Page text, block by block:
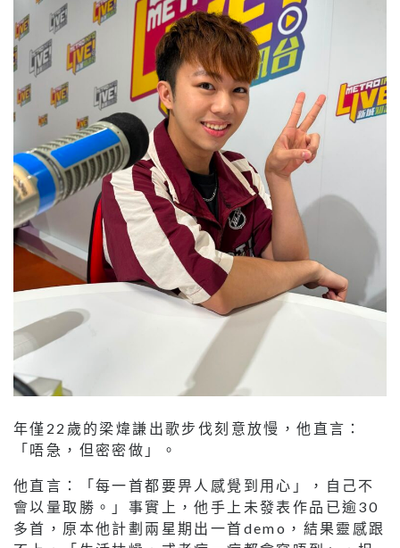
年僅22歲的梁煒謙出歌步伐刻意放慢，他直言：
「唔急，但密密做」。
他直言：「每一首都要畀人感覺到用心」，自己不
會以量取勝。」事實上，他手上未發表作品已逾30
多首，原本他計劃兩星期出一首demo，結果靈感跟